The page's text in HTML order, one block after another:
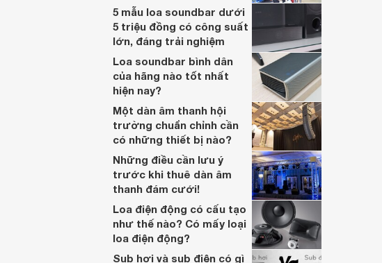
5 mẫu loa soundbar dưới
5 triệu đồng có công suất
lớn, đáng trải nghiệm
Loa soundbar bình dân
của hãng nào tốt nhất
hiện nay?
Một dàn âm thanh hội
trường chuẩn chỉnh cần
có những thiết bị nào?
Những điều cần lưu ý
trước khi thuê dàn âm
thanh đám cưới!
Loa điện động có cấu tạo
như thế nào? Có mấy loại
loa điện động?
Sub hơi và sub điện có gì